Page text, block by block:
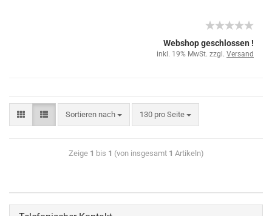
Webshop geschlossen !
inkl. 19% MwSt. zzgl. Versand
Sortieren nach 130 pro Seite
Zeige 1 bis 1 (von insgesamt 1 Artikeln)